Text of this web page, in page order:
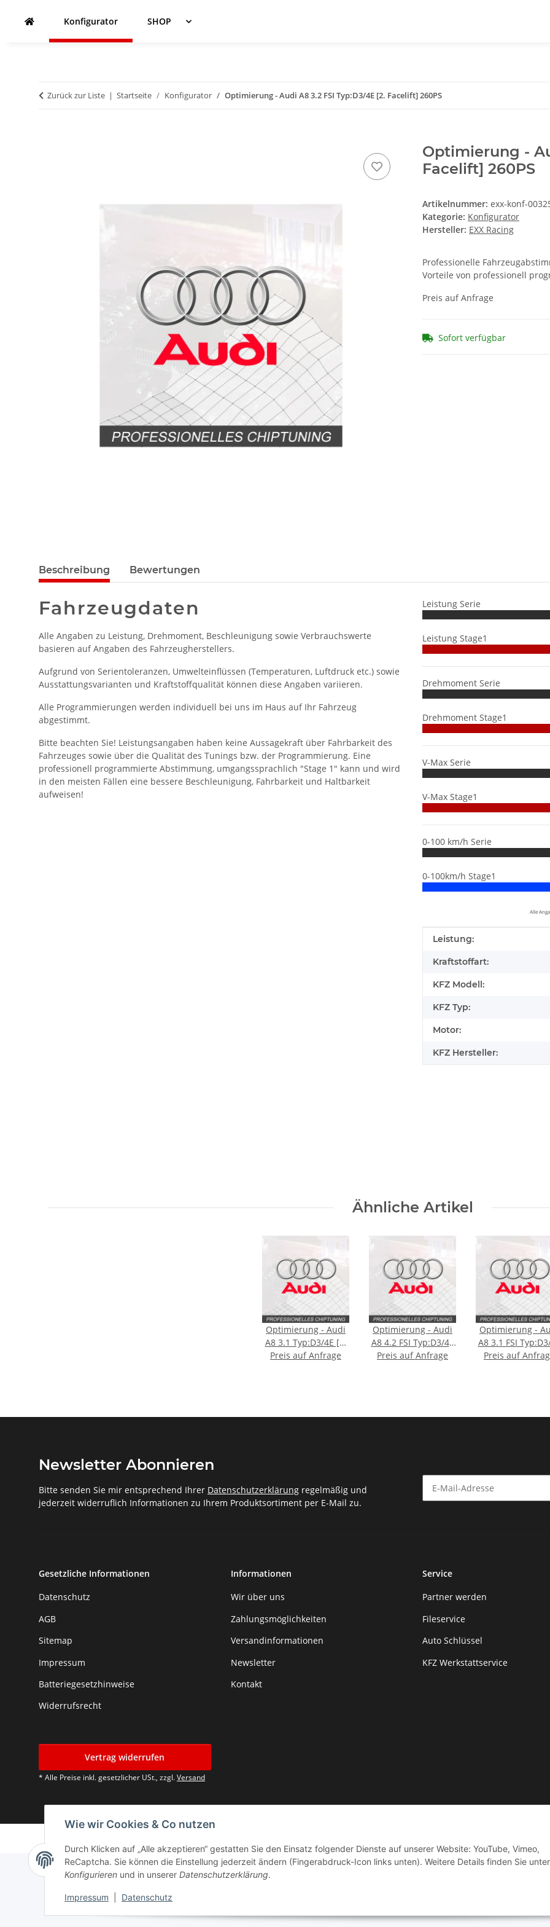
Wie wir Cookies & Co nutzen
Durch Klicken auf „Alle akzeptieren“ gestatten Sie den Einsatz folgender Dienste auf unserer Website: YouTube, Vimeo,
ReCaptcha. Sie können die Einstellung jederzeit ändern (Fingerabdruck-Icon links unten). Weitere Details finden Sie unter
Konfigurieren und in unserer Datenschutzerklärung.
Impressum Datenschutz
Konfigurator SHOP
Zurück zur Liste Startseite Konfigurator Optimierung - Audi A8 3.2 FSI Typ:D3/4E [2. Facelift] 260PS
Optimierung -
Facelift] 260PS
Artikelnummer: exx-konf-
Kategorie: Konfigurator
Hersteller: EXX Racing
Professionelle
Vorteile von professionell
Preis auf Anfrage
Sofort verfügbar
Beschreibung Bewertungen
Fahrzeugdaten
Alle Angaben zu Leistung, Drehmoment, Beschleunigung sowie Verbrauchswerte
basieren auf Angaben des Fahrzeugherstellers.
Aufgrund von Serientoleranzen, Umwelteinflüssen (Temperaturen, Luftdruck etc.) sowie
Ausstattungsvarianten und Kraftstoffqualität können diese Angaben variieren.
Alle Programmierungen werden individuell bei uns im Haus auf Ihr Fahrzeug
abgestimmt.
Bitte beachten Sie! Leistungsangaben haben keine Aussagekraft über Fahrbarkeit des
Fahrzeuges sowie über die Qualität des Tunings bzw. der Programmierung. Eine
professionell programmierte Abstimmung, umgangssprachlich "Stage 1" kann und wird
in den meisten Fällen eine bessere Beschleunigung, Fahrbarkeit und Haltbarkeit
aufweisen!
Leistung Serie
Leistung Stage1
Drehmoment Serie
Drehmoment Stage1
V-Max Serie
V-Max Stage1
0-100 km/h Serie
0-100km/h Stage1
Alle
Produkteigenschaft
Wert
Leistung:
Kraftstoffart:
KFZ Modell:
KFZ Typ:
Motor:
KFZ Hersteller:
Ähnliche Artikel
Optimierung - Audi
A8 3.1 Typ:D3/4E [2.
Facelift] 260PS
Preis auf Anfrage
Optimierung - Audi
A8 4.2 FSI Typ:D3/4E
[2. Facelift] 350PS
Preis auf Anfrage
Optimierung -
A8 3.1 FSI
[Facelift] 260PS
Preis auf
Newsletter Abonnieren
Bitte senden Sie mir entsprechend Ihrer Datenschutzerklärung regelmäßig und
jederzeit widerruflich Informationen zu Ihrem Produktsortiment per E-Mail zu.
Gesetzliche Informationen
Datenschutz
AGB
Sitemap
Impressum
Batteriegesetzhinweise
Widerrufsrecht
Informationen
Wir über uns
Zahlungsmöglichkeiten
Versandinformationen
Newsletter
Kontakt
Service
Partner werden
Fileservice
Auto Schlüssel
KFZ Werkstattservice
Vertrag widerrufen
* Alle Preise inkl. gesetzlicher USt., zzgl.Versand
© by Moto Technik UG